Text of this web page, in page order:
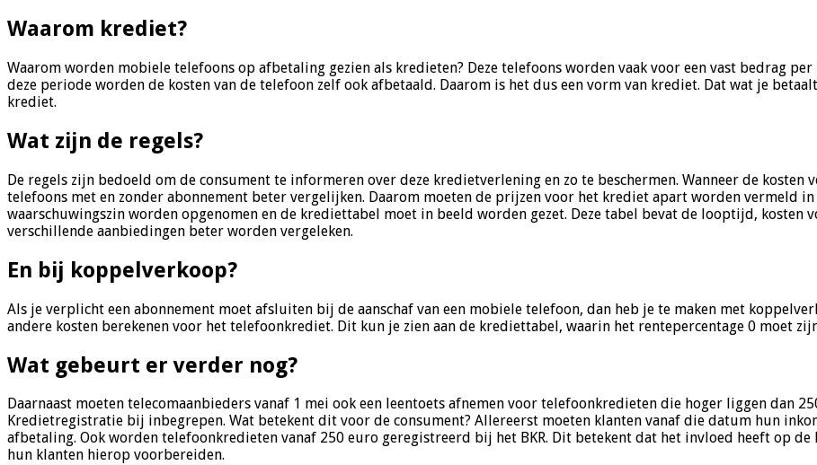
Waarom krediet?
Waarom worden mobiele telefoons op afbetaling gezien als kredieten? Deze telefoons worden vaak voor een vast bedrag
deze periode worden de kosten van de telefoon zelf ook afbetaald. Daarom is het dus een vorm van krediet. Dat wat je
krediet.
Wat zijn de regels?
De regels zijn bedoeld om de consument te informeren over deze kredietverlening en zo te beschermen. Wanneer de
telefoons met en zonder abonnement beter vergelijken. Daarom moeten de prijzen voor het krediet apart worden vermeld
waarschuwingszin worden opgenomen en de krediettabel moet in beeld worden gezet. Deze tabel bevat de looptijd, kosten
verschillende aanbiedingen beter worden vergeleken.
En bij koppelverkoop?
Als je verplicht een abonnement moet afsluiten bij de aanschaf van een mobiele telefoon, dan heb je te maken met
andere kosten berekenen voor het telefoonkrediet. Dit kun je zien aan de krediettabel, waarin het rentepercentage 0 moet
Wat gebeurt er verder nog?
Daarnaast moeten telecomaanbieders vanaf 1 mei ook een leentoets afnemen voor telefoonkredieten die hoger liggen dan
Kredietregistratie bij inbegrepen. Wat betekent dit voor de consument? Allereerst moeten klanten vanaf die datum hun
afbetaling. Ook worden telefoonkredieten vanaf 250 euro geregistreerd bij het BKR. Dit betekent dat het invloed heeft op de
hun klanten hierop voorbereiden.